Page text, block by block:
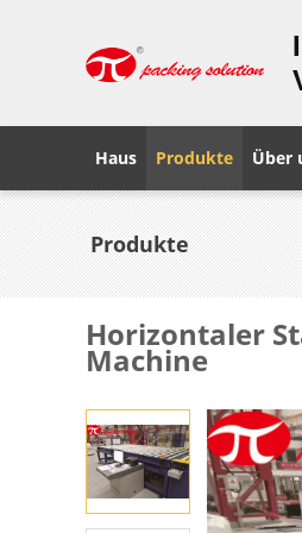
Haus Produkte Über
Produkte
Horizontaler
Machine